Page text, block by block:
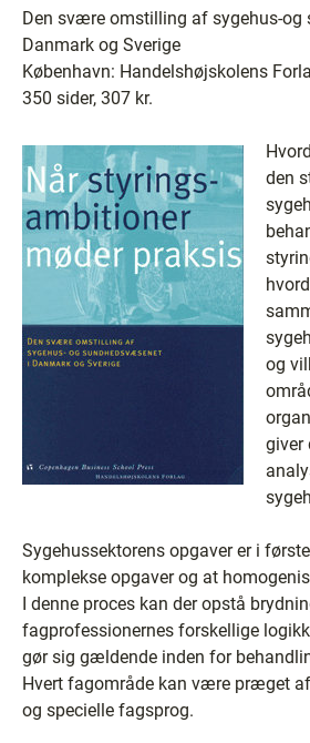
Den svære omstilling af sygehus-og
Danmark og Sverige
København: Handelshøjskolens
350 sider, 307 kr.
den
og
giver
Sygehussektorens opgaver er i
komplekse opgaver og at
I denne proces kan der opstå
fagprofessionernes forskellige
gør sig gældende inden for
Hvert fagområde kan være præget
og specielle fagsprog.